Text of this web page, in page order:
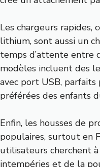
Les chargeurs rapides,
lithium, sont aussi un
temps d’attente entre
modèles incluent des
avec port USB, parfaits
préférées des enfants
Enfin, les housses de
populaires, surtout en
utilisateurs cherchent
intempéries et de la